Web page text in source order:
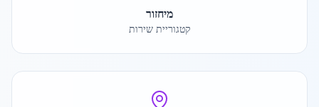
מיחזור
קטגוריית שירות